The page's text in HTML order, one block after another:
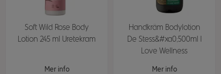
Soft Wild Rose Body
Lotion 245 ml Uretekram
Mer info
Handkräm Bodylotion
De Stess&#xa0;500ml I
Love Wellness
Mer info